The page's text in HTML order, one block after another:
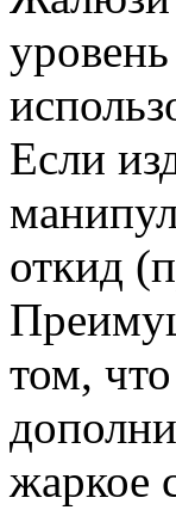
Если
откид
том,
жаркое